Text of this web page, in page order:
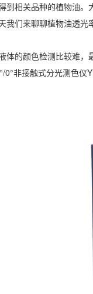
到相关品种的植物油
我们来聊聊植物油透光
体的颜色检测比较难，
0°非接触式分光测色仪